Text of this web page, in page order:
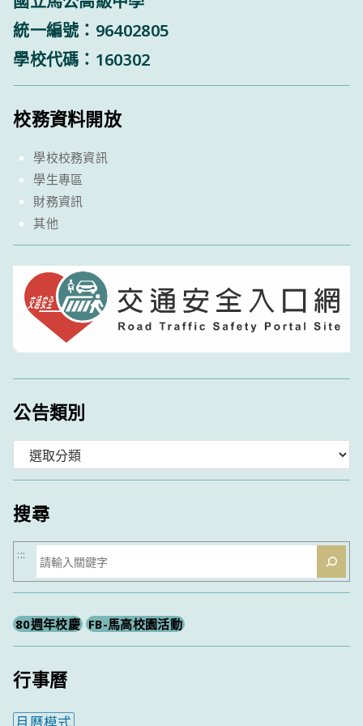
統一編號：96402805
學校代碼：160302
校務資料開放
學校校務資訊
學生專區
財務資訊
其他
公告類別
類
搜尋
搜
尋
:::
80週年校慶 FB-馬高校園活動
行事曆
月曆模式